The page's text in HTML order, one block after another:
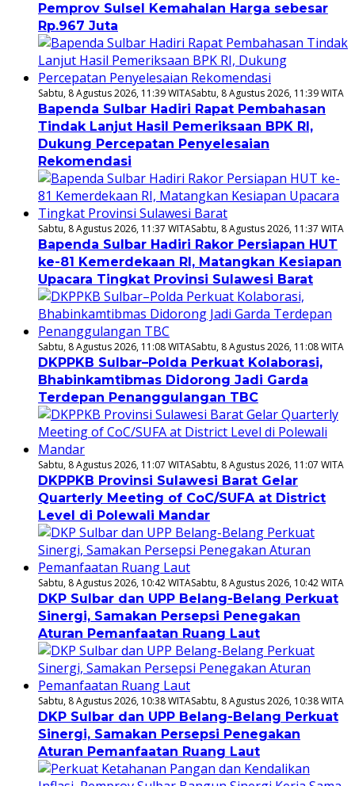
Pemprov Sulsel Kemahalan Harga sebesar
Rp.967 Juta
Sabtu, 8 Agustus 2026, 11:39 WITASabtu, 8 Agustus 2026, 11:39 WITA
Bapenda Sulbar Hadiri Rapat Pembahasan
Tindak Lanjut Hasil Pemeriksaan BPK RI,
Dukung Percepatan Penyelesaian
Rekomendasi
Sabtu, 8 Agustus 2026, 11:37 WITASabtu, 8 Agustus 2026, 11:37 WITA
Bapenda Sulbar Hadiri Rakor Persiapan HUT
ke-81 Kemerdekaan RI, Matangkan Kesiapan
Upacara Tingkat Provinsi Sulawesi Barat
Sabtu, 8 Agustus 2026, 11:08 WITASabtu, 8 Agustus 2026, 11:08 WITA
DKPPKB Sulbar–Polda Perkuat Kolaborasi,
Bhabinkamtibmas Didorong Jadi Garda
Terdepan Penanggulangan TBC
Sabtu, 8 Agustus 2026, 11:07 WITASabtu, 8 Agustus 2026, 11:07 WITA
DKPPKB Provinsi Sulawesi Barat Gelar
Quarterly Meeting of CoC/SUFA at District
Level di Polewali Mandar
Sabtu, 8 Agustus 2026, 10:42 WITASabtu, 8 Agustus 2026, 10:42 WITA
DKP Sulbar dan UPP Belang-Belang Perkuat
Sinergi, Samakan Persepsi Penegakan
Aturan Pemanfaatan Ruang Laut
Sabtu, 8 Agustus 2026, 10:38 WITASabtu, 8 Agustus 2026, 10:38 WITA
DKP Sulbar dan UPP Belang-Belang Perkuat
Sinergi, Samakan Persepsi Penegakan
Aturan Pemanfaatan Ruang Laut